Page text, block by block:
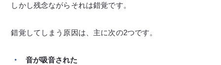
しかし残念ながらそれは錯覚です。
錯覚してしまう原因は、主に次の2つです。
音が吸音された